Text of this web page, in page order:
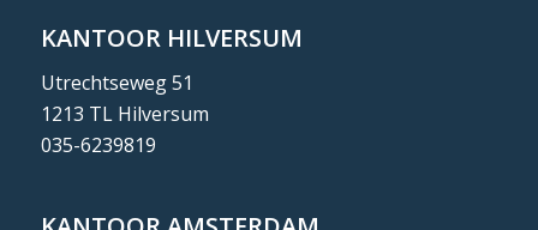
KANTOOR HILVERSUM
Utrechtseweg 51
1213 TL Hilversum
035-6239819